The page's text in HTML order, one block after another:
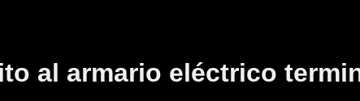
al armario eléctrico